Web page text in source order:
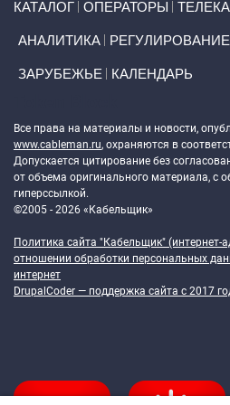
КАТАЛОГ ОПЕРАТОРЫ
АНАЛИТИКА РЕГУЛИРОВАНИЕ
ЗАРУБЕЖЬЕ КАЛЕНДАРЬ
Все права на материалы и новости,
www.cableman.ru, охраняются в
Допускается цитирование без
от объема оригинального материала, с
гиперссылкой.
©2005 - 2026 «Кабельщик»
Политика сайта "Кабельщик" (интернет-
отношении обработки персональных
интернет
DrupalCoder — поддержка сайта c 2017